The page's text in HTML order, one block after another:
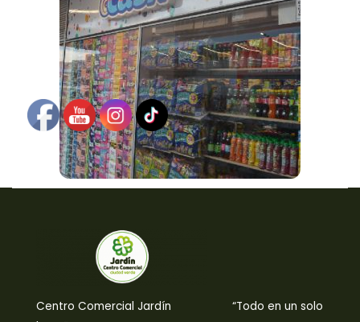
Centro Comercial Jardín “Todo en un solo